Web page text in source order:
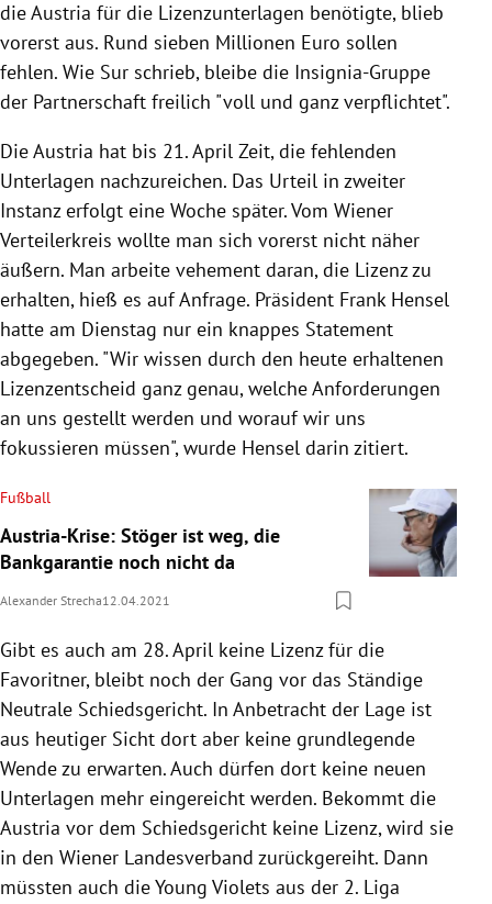
die Austria für die Lizenzunterlagen benötigte, blieb
vorerst aus. Rund sieben Millionen Euro sollen
fehlen. Wie Sur schrieb, bleibe die Insignia-Gruppe
der Partnerschaft freilich "voll und ganz verpflichtet".
Die Austria hat bis 21. April Zeit, die fehlenden
Unterlagen nachzureichen. Das Urteil in zweiter
Instanz erfolgt eine Woche später. Vom Wiener
Verteilerkreis wollte man sich vorerst nicht näher
äußern. Man arbeite vehement daran, die Lizenz zu
erhalten, hieß es auf Anfrage. Präsident Frank Hensel
hatte am Dienstag nur ein knappes Statement
abgegeben. "Wir wissen durch den heute erhaltenen
Lizenzentscheid ganz genau, welche Anforderungen
an uns gestellt werden und worauf wir uns
fokussieren müssen", wurde Hensel darin zitiert.
Fußball
Austria-Krise: Stöger ist weg, die
Bankgarantie noch nicht da
Alexander Strecha12.04.2021
Gibt es auch am 28. April keine Lizenz für die
Favoritner, bleibt noch der Gang vor das Ständige
Neutrale Schiedsgericht. In Anbetracht der Lage ist
aus heutiger Sicht dort aber keine grundlegende
Wende zu erwarten. Auch dürfen dort keine neuen
Unterlagen mehr eingereicht werden. Bekommt die
Austria vor dem Schiedsgericht keine Lizenz, wird sie
in den Wiener Landesverband zurückgereiht. Dann
müssten auch die Young Violets aus der 2. Liga